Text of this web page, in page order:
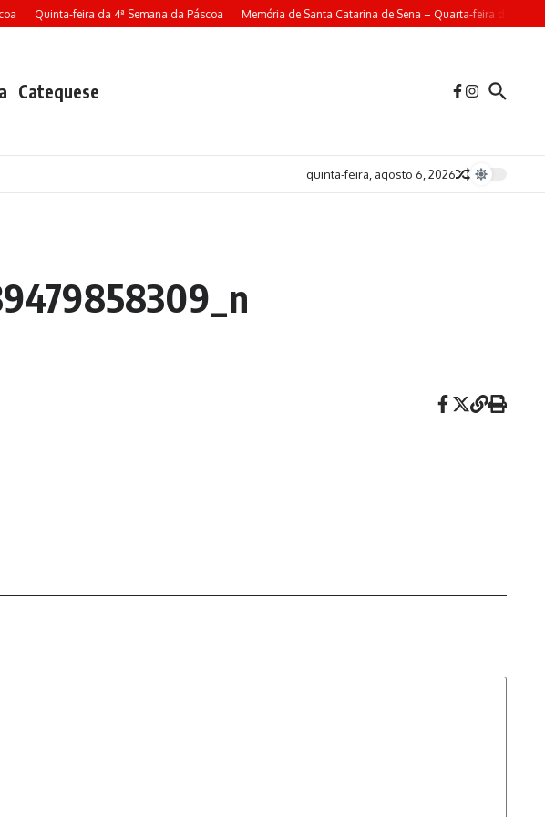
Quinta-feira da 4ª Semana da Páscoa Memória de Santa Catarina de Sena – Quarta-feira da 4ª
Catequese
quinta-feira, agosto 6, 2026